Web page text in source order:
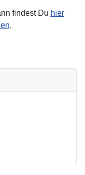
findest Du hier
.